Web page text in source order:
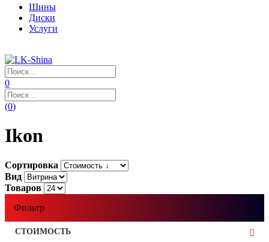
Шины
Диски
Услуги
0
(0)
Ikon
Сортировка
Вид
Товаров
Фильтр
СТОИМОСТЬ